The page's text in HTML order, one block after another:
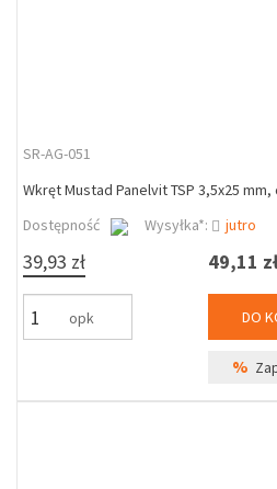
SR-AG-051
Wkręt Mustad Panelvit TSP 3,5x25
Dostępność
Wysyłka*: jutro
39,93 zł
opk
49,11
DO
%